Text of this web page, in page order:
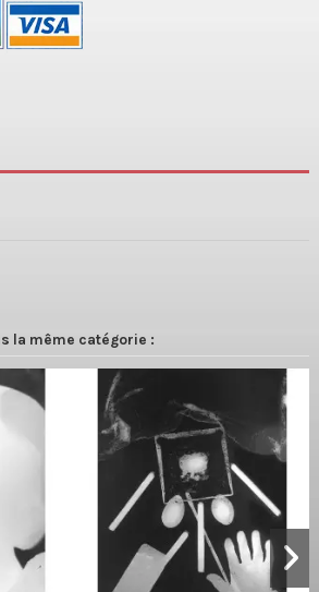
la même catégorie :